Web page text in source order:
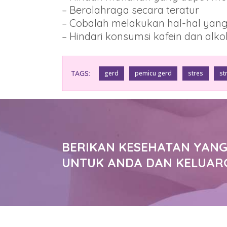
– Berolahraga secara teratur
– Cobalah melakukan hal-hal
– Hindari konsumsi kafein dan
TAGS: gerd pemicu gerd stres
BERIKAN KESEHATAN
UNTUK ANDA DAN